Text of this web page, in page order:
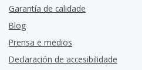
Garantía de calidade
Blog
Prensa e medios
Declaración de accesibilidade